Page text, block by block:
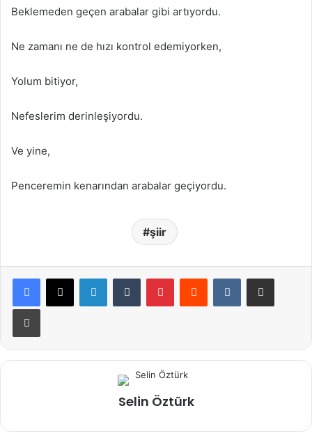
Beklemeden geçen arabalar gibi artıyordu.
Ne zamanı ne de hızı kontrol edemiyorken,
Yolum bitiyor,
Nefeslerim derinleşiyordu.
Ve yine,
Penceremin kenarından arabalar geçiyordu.
şiir
LinkedInTumblr PinterestReddit VKontakteE-Posta ile paylaş
Yazdır
Selin Öztürk